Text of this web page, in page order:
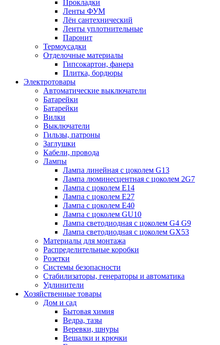
Прокладки
Ленты ФУМ
Лён сантехнический
Ленты уплотнительные
Паронит
Термоусадки
Отделочные материалы
Гипсокартон, фанера
Плитка, бордюры
Электротовары
Автоматические выключатели
Батарейки
Батарейки
Вилки
Выключатели
Гильзы, патроны
Заглушки
Кабели, провода
Лампы
Лампа линейная с цоколем G13
Лампа люминесцентная с цоколем 2G7
Лампа с цоколем E14
Лампа с цоколем E27
Лампа с цоколем E40
Лампа с цоколем GU10
Лампа светодиодная с цоколем G4 G9
Лампа светодиодная с цоколем GX53
Материалы для монтажа
Распределительные коробки
Розетки
Системы безопасности
Стабилизаторы, генераторы и автоматика
Удлинители
Хозяйственные товары
Дом и сад
Бытовая химия
Ведра, тазы
Веревки, шнуры
Вешалки и крючки